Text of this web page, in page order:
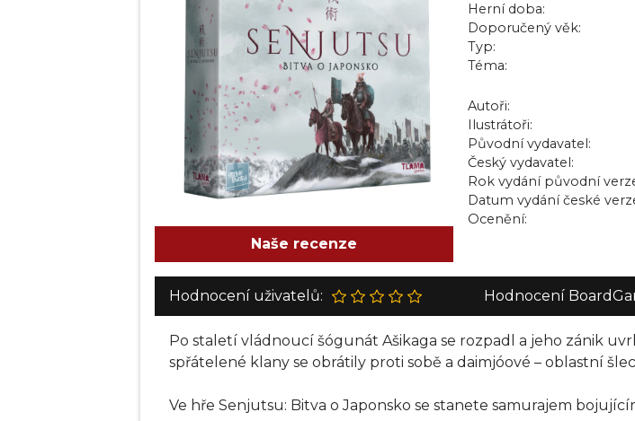
Naše recenze
Herní doba:
Doporučený věk:
Typ:
Téma:
Autoři:
Ilustrátoři:
Původní vydavatel:
Český vydavatel:
Rok vydání původní
Datum vydání české
Ocenění:
Hodnocení uživatelů: Hodnocení
Po staletí vládnoucí šógunát Ašikaga se rozpadl a jeho zánik
spřátelené klany se obrátily proti sobě a daimjóové – oblastní
Ve hře Senjutsu: Bitva o Japonsko se stanete samurajem